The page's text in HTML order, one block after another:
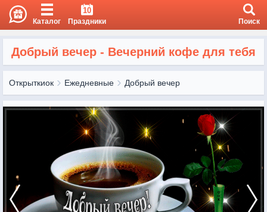
Каталог
10
Праздники Поиск
Добрый вечер - Вечерний кофе для тебя
Открыткиок Ежедневные Добрый вечер